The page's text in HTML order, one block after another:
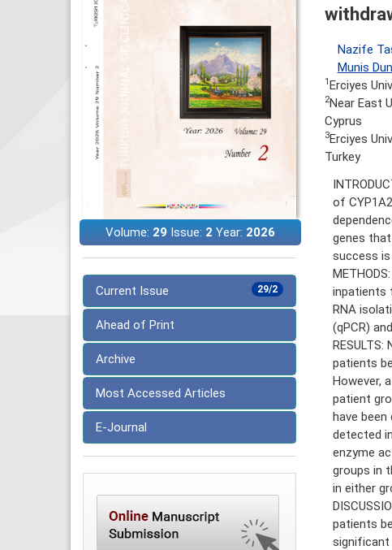
Volume: 29 Issue: 2 Year: 2026
29/2
Current Issue
Ahead of Print
Archive
Most Accessed Articles
E-Journal
Nazife
Munis
1 Erciyes
2Near East
Cyprus
3Erciyes
Turkey
of
genes
success
inpatients
RNA
(qPCR)
patients
However,
patient
have
detected
enzyme
groups in
in either
patients
significant